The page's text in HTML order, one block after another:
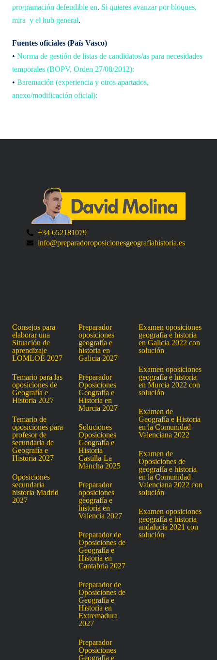
programación defendible en. Si quieres avanzar por bloques,
mira y el hub general.
Fuentes oficiales (País Vasco)
• Norma de gestión de listas de candidatos/as para necesidades
temporales (BOPV, Orden 27/08/2012):
• Baremación (experiencia y otros apartados,
anexo/modificación oficial):
+34 652181079
info@preparadoroposicionesgeografiahistoria.es
Consejos para
elaborar una
Situación de
aprendizaje
LOMLOE 2027
Temario para las
oposiciones de
Geografía e
Historia 2027
Temario de
oposiciones para
profesor de
secundaria de
Geografía e
Historia 2027
Oposiciones
secundaria
historia Madrid
2027
Preparador
oposiciones
geografía e
historia en
Galicia 2027
Preparador
Oposiciones
Geografía e
Historia en
Murcia 2027
Soluciones
Oposiciones
Geografía e
Historia
Castilla-La
Mancha 2025
Preparador
oposiciones
geografía e
historia en
Valencia 2027
Preparador de
Oposiciones de
Geografía e
Historia en
Cantabria 2027
Preparador de
Oposiciones de
Geografía e
Historia en
Extremadura
2027
Preparador
Oposiciones
Geografía e
Examen oposiciones
geografía e historia
en Galicia 2022 con
solución
Examen oposiciones
geografía e historia
en Murcia 2022 con
solución
Examen de
Geografía e Historia
en la Comunidad
Valenciana 2022
Examen de
Oposiciones de
geografía e historia
en la Comunidad
Valenciana 2022 con
solución
Examen oposiciones
geografía e historia
andalucía 2021 con
solución